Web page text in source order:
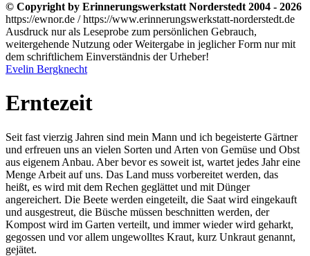
© Copyright by Erinnerungswerkstatt Norderstedt 2004 - 2026
https://ewnor.de / https://www.erinnerungswerkstatt-norderstedt.de
Ausdruck nur als Leseprobe zum persönlichen Gebrauch,
weitergehende Nutzung oder Weitergabe in jeglicher Form nur mit
dem schriftlichem Einverständnis der Urheber!
Evelin Bergknecht
Erntezeit
Seit fast vierzig Jahren sind mein Mann und ich begeisterte Gärtner
und erfreuen uns an vielen Sorten und Arten von Gemüse und Obst
aus eigenem Anbau. Aber bevor es soweit ist, wartet jedes Jahr eine
Menge Arbeit auf uns. Das Land muss vorbereitet werden, das
heißt, es wird mit dem Rechen geglättet und mit Dünger
angereichert. Die Beete werden eingeteilt, die Saat wird eingekauft
und ausgestreut, die Büsche müssen beschnitten werden, der
Kompost wird im Garten verteilt, und immer wieder wird geharkt,
gegossen und vor allem ungewolltes Kraut, kurz Unkraut genannt,
gejätet.